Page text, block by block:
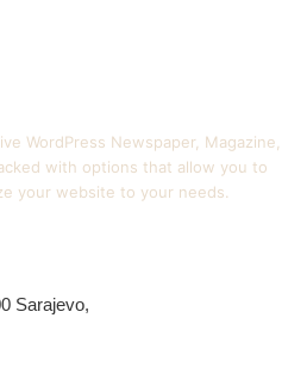
WordPress Newspaper, Magazine,
with options that allow you to
your website to your needs.
Sarajevo,